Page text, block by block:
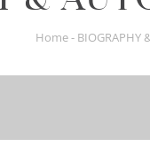
Home- BIOGRAPHY